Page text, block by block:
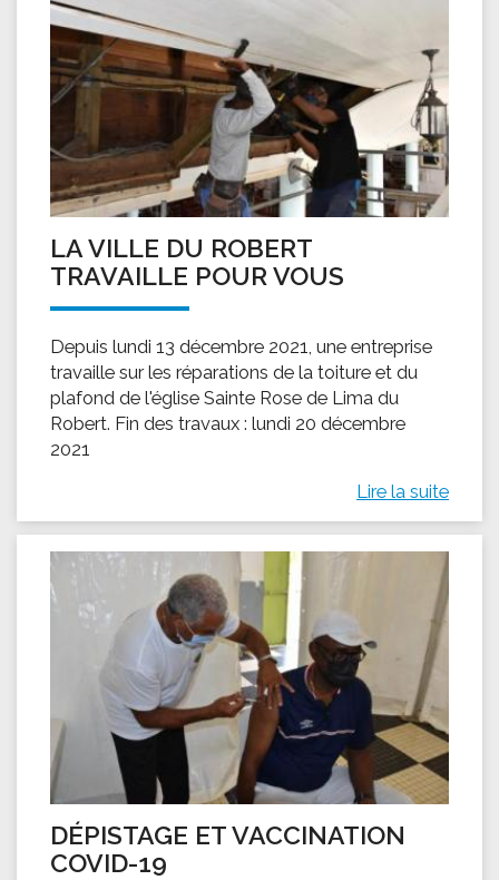
LA VILLE DU ROBERT
TRAVAILLE POUR VOUS
Depuis lundi 13 décembre 2021, une entreprise
travaille sur les réparations de la toiture et du
plafond de l'église Sainte Rose de Lima du
Robert. Fin des travaux : lundi 20 décembre
2021
Lire la suite
DÉPISTAGE ET VACCINATION
COVID-19